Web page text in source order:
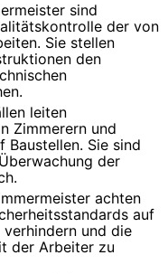
sind
der von
Sie stellen
den
leiten
Zimmerern und
Baustellen. Sie sind
der
achten
auf
verhindern und die
der Arbeiter zu